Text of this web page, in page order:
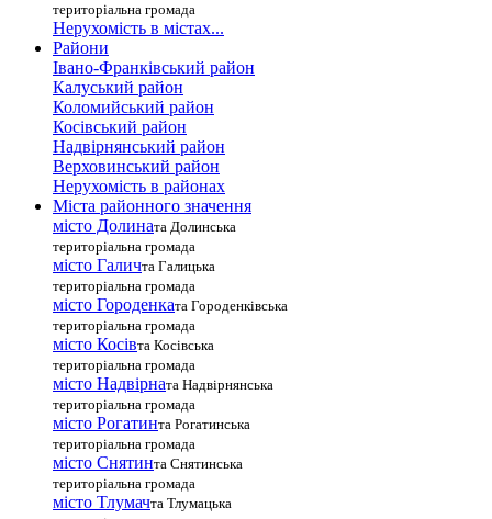
територіальна громада
Нерухомість в містах...
Райони
Івано-Франківський район
Калуський район
Коломийський район
Косівський район
Надвірнянський район
Верховинський район
Нерухомість в районах
Міста районного значення
місто Долината Долинська
територіальна громада
місто Галичта Галицька
територіальна громада
місто Городенката Городенківська
територіальна громада
місто Косівта Косівська
територіальна громада
місто Надвірната Надвірнянська
територіальна громада
місто Рогатинта Рогатинська
територіальна громада
місто Снятинта Снятинська
територіальна громада
місто Тлумачта Тлумацька